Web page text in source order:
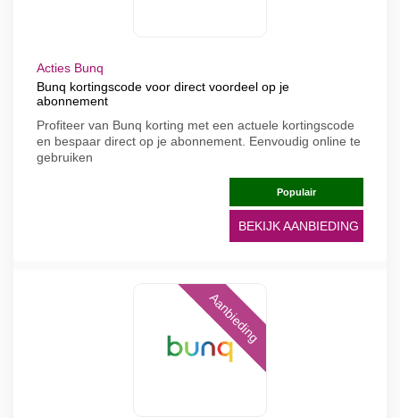
Acties Bunq
Bunq kortingscode voor direct voordeel op je
abonnement
Profiteer van Bunq korting met een actuele kortingscode
en bespaar direct op je abonnement. Eenvoudig online te
gebruiken
Populair
BEKIJK AANBIEDING
Aanbieding